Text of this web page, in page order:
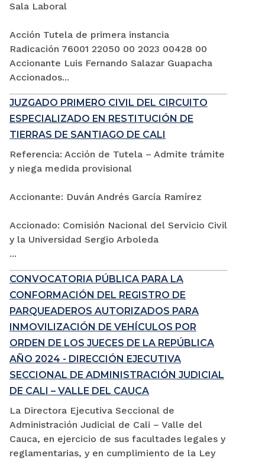
Sala Laboral
Acción Tutela de primera instancia
Radicación 76001 22050 00 2023 00428 00
Accionante Luis Fernando Salazar Guapacha
Accionados...
JUZGADO PRIMERO CIVIL DEL CIRCUITO
ESPECIALIZADO EN RESTITUCIÓN DE
TIERRAS DE SANTIAGO DE CALI
Referencia: Acción de Tutela – Admite trámite
y niega medida provisional
Accionante: Duván Andrés García Ramírez
Accionado: Comisión Nacional del Servicio Civil
y la Universidad Sergio Arboleda
...
CONVOCATORIA PÚBLICA PARA LA
CONFORMACIÓN DEL REGISTRO DE
PARQUEADEROS AUTORIZADOS PARA
INMOVILIZACIÓN DE VEHÍCULOS POR
ORDEN DE LOS JUECES DE LA REPÚBLICA
AÑO 2024 - DIRECCIÓN EJECUTIVA
SECCIONAL DE ADMINISTRACIÓN JUDICIAL
DE CALI – VALLE DEL CAUCA
La Directora Ejecutiva Seccional de
Administración Judicial de Cali – Valle del
Cauca, en ejercicio de sus facultades legales y
reglamentarias, y en cumplimiento de la Ley